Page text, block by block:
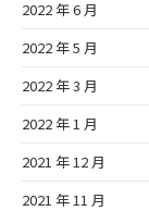
2022 年 6 月
2022 年 5 月
2022 年 3 月
2022 年 1 月
2021 年 12 月
2021 年 11 月